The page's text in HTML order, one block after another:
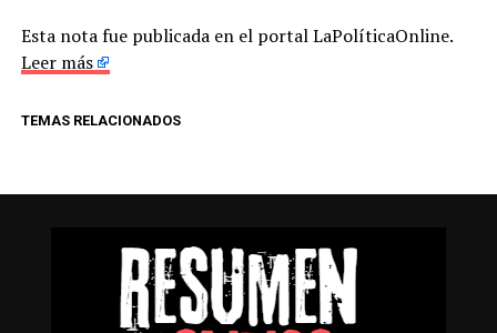
Esta nota fue publicada en el portal LaPolíticaOnline.
Leer más
TEMAS RELACIONADOS